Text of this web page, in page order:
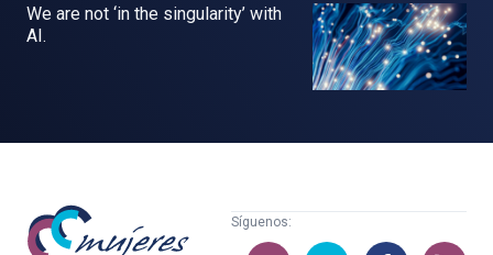
We are not ‘in the singularity’ with
AI.
Mujeres
con
Síguenos: